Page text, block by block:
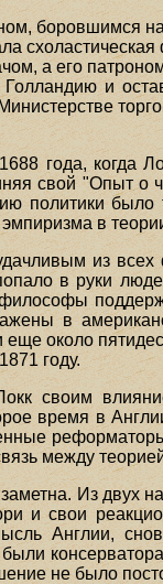
боровшимся
а его
и
года, когда
свой "Опыт о
политики было
в
из
в руки
в
еще около
году.
своим
время в
между
Из двух
и свои
Англии,
не было